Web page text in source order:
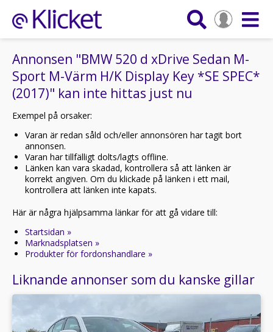
Annonsen "BMW 520 d xDrive Sedan M-
Sport M-Värm H/K Display Key *SE SPEC*
(2017)" kan inte hittas just nu
Exempel på orsaker:
Varan är redan såld och/eller annonsören har tagit bort
annonsen.
Varan har tillfälligt dolts/lagts offline.
Länken kan vara skadad, kontrollera så att länken är
korrekt angiven. Om du klickade på länken i ett mail,
kontrollera att länken inte kapats.
Här är några hjälpsamma länkar för att gå vidare till:
Startsidan »
Marknadsplatsen »
Produkter för fordonshandlare »
Liknande annonser som du kanske gillar